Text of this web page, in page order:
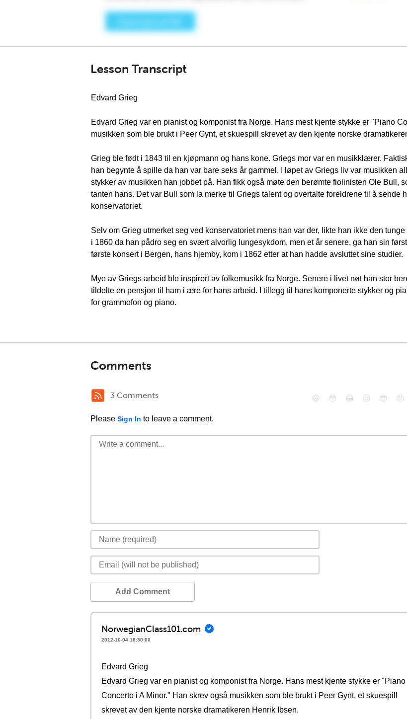
Lesson Transcript
Edvard Grieg
Edvard Grieg var en pianist og komponist fra Norge. Hans mest kjente stykke er "Piano
musikken som ble brukt i Peer Gynt, et skuespill skrevet av den kjente norske
Grieg ble født i 1843 til en kjøpmann og hans kone. Griegs mor var en musikklærer.
han begynte å spille da han var bare seks år gammel. I løpet av Griegs liv var musikken
stykker av musikken han jobbet på. Han fikk også møte den berømte fiolinisten Ole Bull,
tanten hans. Det var Bull som la merke til Griegs talent og overtalte foreldrene til å sende
konservatoriet.
Selv om Grieg utmerket seg ved konservatoriet mens han var der, likte han ikke den
i 1860 da han pådro seg en svært alvorlig lungesykdom, men et år senere, ga han sin
første konsert i Bergen, hans hjemby, kom i 1862 etter at han hadde avsluttet sine studier.
Mye av Griegs arbeid ble inspirert av folkemusikk fra Norge. Senere i livet nøt han stor
tildelte en pensjon til ham i ære for hans arbeid. I tillegg til hans komponerte stykker og
for grammofon og piano.
Comments
3 Comments
Please Sign In to leave a comment.
😄 😳 😁 😒 😎 😠
Add Comment
NorwegianClass101.com
2012-10-04 18:30:00
Edvard Grieg
Edvard Grieg var en pianist og komponist fra Norge. Hans mest kjente stykke er "Piano
Concerto i A Minor." Han skrev også musikken som ble brukt i Peer Gynt, et skuespill
skrevet av den kjente norske dramatikeren Henrik Ibsen.